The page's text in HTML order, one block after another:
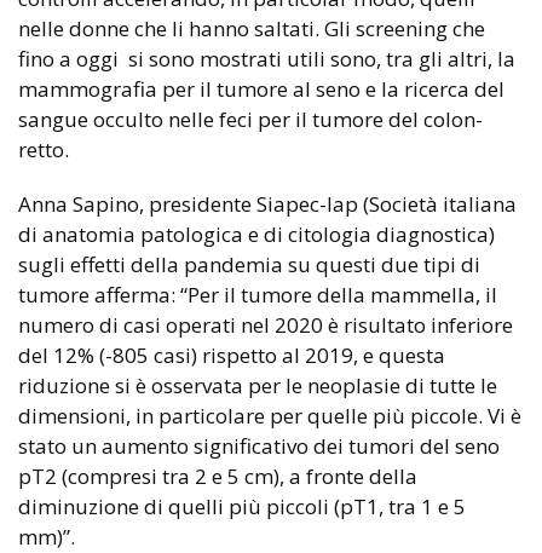
nelle donne che li hanno saltati. Gli screening che
fino a oggi si sono mostrati utili sono, tra gli altri, la
mammografia per il tumore al seno e la ricerca del
sangue occulto nelle feci per il tumore del colon-
retto.
Anna Sapino, presidente Siapec-Iap (Società italiana
di anatomia patologica e di citologia diagnostica)
sugli effetti della pandemia su questi due tipi di
tumore afferma: “Per il tumore della mammella, il
numero di casi operati nel 2020 è risultato inferiore
del 12% (-805 casi) rispetto al 2019, e questa
riduzione si è osservata per le neoplasie di tutte le
dimensioni, in particolare per quelle più piccole. Vi è
stato un aumento significativo dei tumori del seno
pT2 (compresi tra 2 e 5 cm), a fronte della
diminuzione di quelli più piccoli (pT1, tra 1 e 5
mm)”.